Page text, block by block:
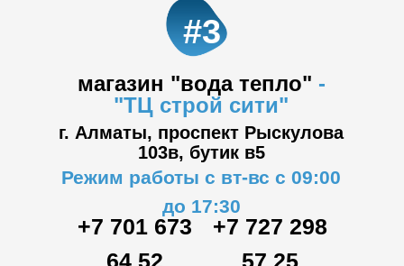
магазин "вода тепло" -
"ТЦ строй сити"
#3
г. Алматы, проспект Рыскулова
103в, бутик в5
Режим работы с вт-вс с 09:00
до 17:30
+7 701 673
64 52
+7 727 298
57 25